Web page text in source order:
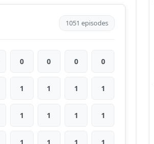
1051 episodes
0 0 0 0
1 1 1 1
1 1 1 1
1 1 1 1